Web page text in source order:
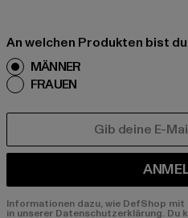
An welchen Produkten bist
MÄNNER
FRAUEN
Informationen dazu, wie DefShop
in unserer Datenschutzerklärung.